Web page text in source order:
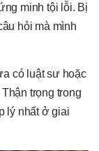
minh tội lỗi. Bị
hỏi mà mình
có luật sư hoặc
trọng trong
lý nhất ở giai